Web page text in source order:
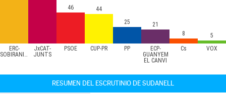
ERC-
SOBIRANISTES
JxCAT-
JUNTS
PSOE CUP-PR PP
ECP-
GUANYEM
EL CANVI
Cs VOX
46
44
25
21
8
5
RESUMEN DEL ESCRUTINIO DE SUDANELL